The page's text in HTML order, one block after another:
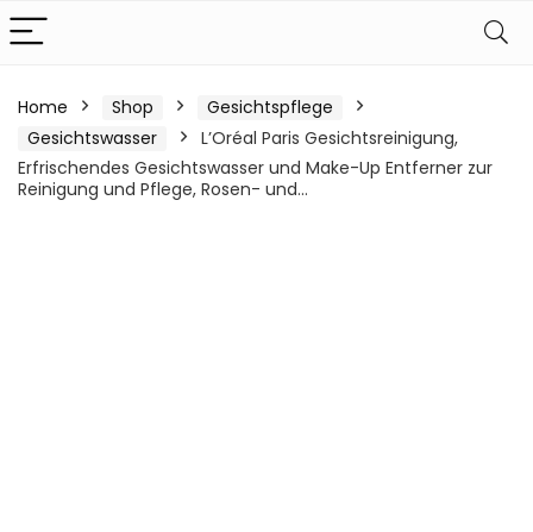
Home Shop
Gesichtspflege
Gesichtswasser
L’Oréal Paris Gesichtsreinigung,
Erfrischendes Gesichtswasser und Make-Up Entferner zur
Reinigung und Pflege, Rosen- und…